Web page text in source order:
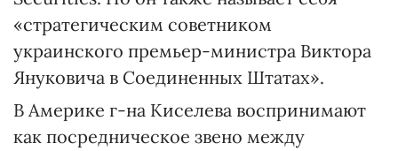
«стратегическим советником
украинского премьер-министра Виктора
Януковича в Соединенных Штатах».
В Америке г-на Киселева воспринимают
как посредническое звено между